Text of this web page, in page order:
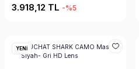
3.918,12 TL -%5
YENİ